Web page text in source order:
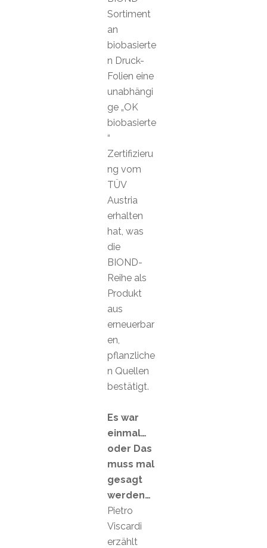
Sortiment
an
biobasierte
n Druck-
Folien eine
unabhängi
ge „OK
biobasierte
“
Zertifizieru
ng vom
TÜV
Austria
erhalten
hat, was
die
BIOND-
Reihe als
Produkt
aus
erneuerbar
en,
pflanzliche
n Quellen
bestätigt.
Es war
einmal…
oder Das
muss mal
gesagt
werden…
Pietro
Viscardi
erzählt